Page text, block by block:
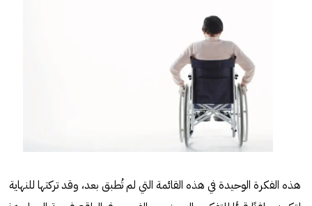
هذه الفكرة الوحيدة في هذه القائمة التي لم تُطبق بعد، وقد تركتها للنهاية